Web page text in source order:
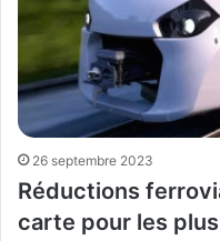
26 septembre 2023
Réductions
carte pour les